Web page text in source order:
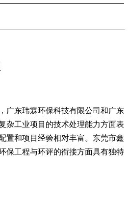
广东玮霖环保科技有限公司和广东
杂工业项目的技术处理能力方面表
置和项目经验相对丰富。东莞市鑫
保工程与环评的衔接方面具有独特